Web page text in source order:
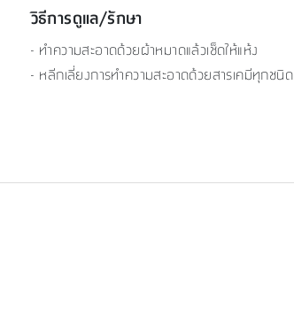
วิธีการดูแล/รักษา
- ทำความสะอาดด้วยผ้าหมาดแล้วเช็ดให้แห้ง
- หลีกเลี่ยงการทำความสะอาดด้วยสารเคมีทุกชนิด